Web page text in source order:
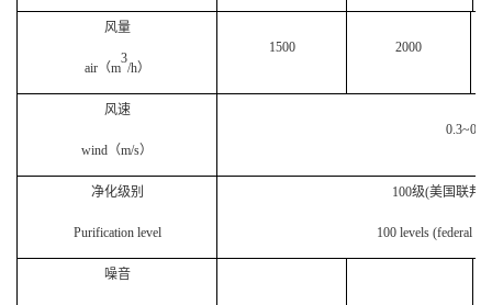
风量
air（m
3
/h）
1500 2000
风速
wind （m/s）
0.3~0.8
净化级别
Purification level
100级(美国联邦
100 levels (federal
噪音